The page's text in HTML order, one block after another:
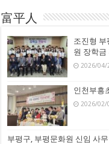
富平人
조진형 부
원 장학금
2026/04/
인천부흥
2026/02/
부평구, 부평문화원 신임 사